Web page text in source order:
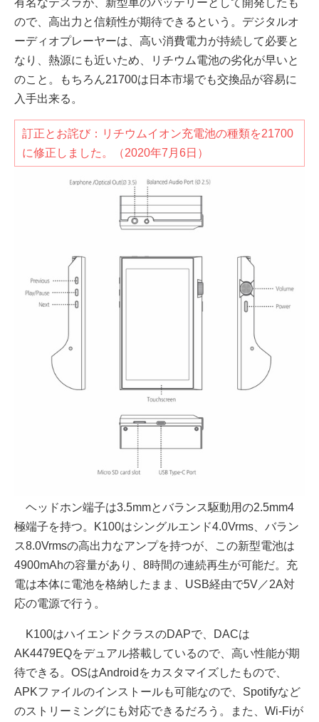
有名なテスラが、新型車のバッテリーとして開発したも
ので、高出力と信頼性が期待できるという。デジタルオ
ーディオプレーヤーは、高い消費電力が持続して必要と
なり、熱源にも近いため、リチウム電池の劣化が早いと
のこと。もちろん21700は日本市場でも交換品が容易に
入手出来る。
訂正とお詫び：リチウムイオン充電池の種類を21700
に修正しました。（2020年7月6日）
ヘッドホン端子は3.5mmとバランス駆動用の2.5mm4
極端子を持つ。K100はシングルエンド4.0Vrms、バラン
ス8.0Vrmsの高出力なアンプを持つが、この新型電池は
4900mAhの容量があり、8時間の連続再生が可能だ。充
電は本体に電池を格納したまま、USB経由で5V／2A対
応の電源で行う。
K100はハイエンドクラスのDAPで、DACは
AK4479EQをデュアル搭載しているので、高い性能が期
待できる。OSはAndroidをカスタマイズしたもので、
APKファイルのインストールも可能なので、Spotifyなど
のストリーミングにも対応できるだろう。また、Wi-Fiが